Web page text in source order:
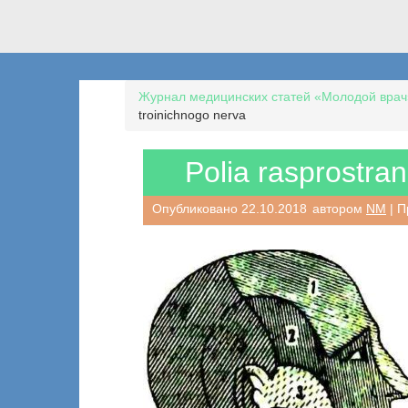
Журнал медицинских статей «Молодой
troinichnogo nerva
Polia
Опубликовано 22.10.2018 автором NM |